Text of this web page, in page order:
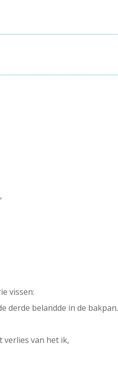
vissen:
derde belandde in de bakpan.
verlies van het ik,